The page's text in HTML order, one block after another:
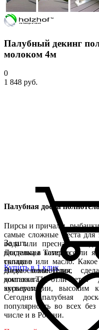
Палубный декинг
молоком 4м
0
1 848 руб.
За шт.
Доставка в Томске со
склада в
Подмосковье. Плюс
доставка ТК,
курьером
Купить в 1 клик
Палубная доска
Пирсы и причалы,
самые сложные места для
вода или пресная,
владельцы катеров или
топливо или масло.
доска полнотелая,
композита, отличается
эксплуатации, высоким
Сегодня палубная
популярность во всех
числе и в России.